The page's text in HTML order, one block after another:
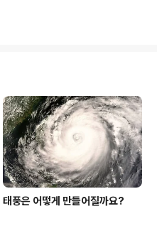
론사명 : 머
위해 지난 20
는 중장년층
과(채용조건
만 35세)까
2014년 전문
학교, 경인여
태풍은 어떻게 만들어질까요?